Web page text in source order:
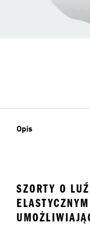
Opis
SZORTY O